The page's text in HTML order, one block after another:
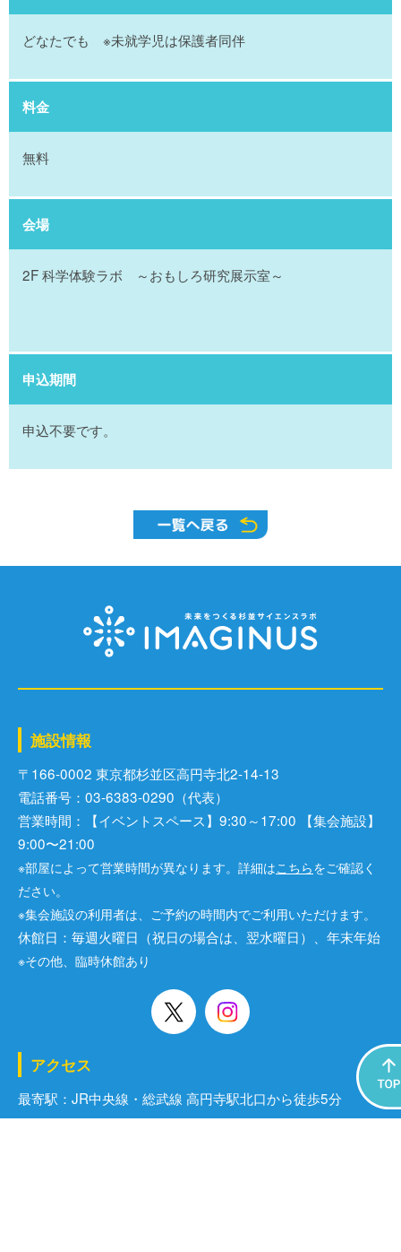
どなたでも ※未就学児は保護者同伴
料金
無料
会場
2F 科学体験ラボ ～おもしろ研究展示室～
申込期間
申込不要です。
施設情報
〒166-0002 東京都杉並区⾼円寺北2-14-13
電話番号：03-6383-0290（代表）
営業時間：【イベントスペース】9:30～17:00 【集会施設】
9:00〜21:00
※部屋によって営業時間が異なります。詳細はこちらをご確認く
ださい。
※集会施設の利用者は、ご予約の時間内でご利用いただけます。
休館日：毎週火曜日（祝日の場合は、翌水曜日）、年末年始
※その他、臨時休館あり
アクセス
最寄駅：JR中央線・総武線 高円寺駅北口から徒歩5分